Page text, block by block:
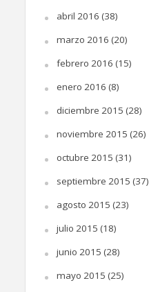
abril 2016 (38)
marzo 2016 (20)
febrero 2016 (15)
enero 2016 (8)
diciembre 2015 (28)
noviembre 2015 (26)
octubre 2015 (31)
septiembre 2015 (37)
agosto 2015 (23)
julio 2015 (18)
junio 2015 (28)
mayo 2015 (25)